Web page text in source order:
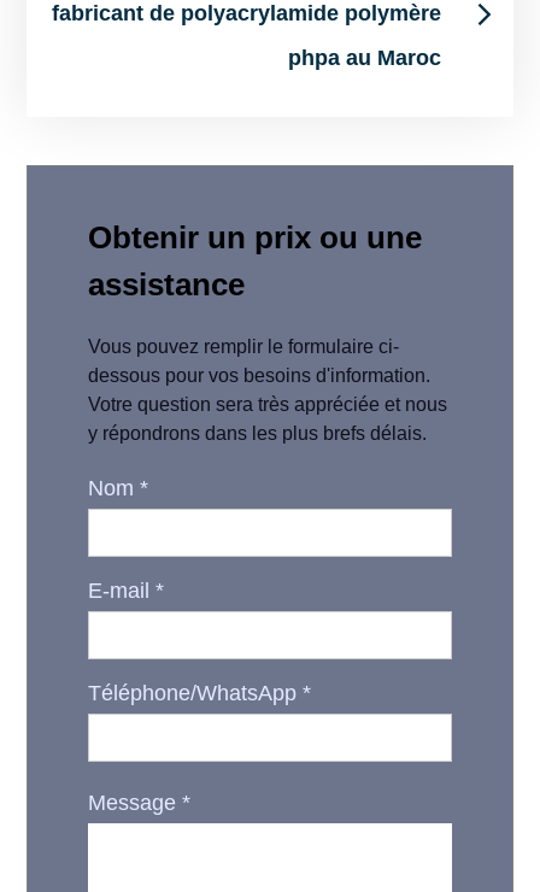
fabricant de polyacrylamide polymère
phpa au Maroc
Obtenir un prix ou une
assistance
Vous pouvez remplir le formulaire ci-
dessous pour vos besoins d'information.
Votre question sera très appréciée et nous
y répondrons dans les plus brefs délais.
Nom*
E-mail*
Téléphone/WhatsApp*
Message*